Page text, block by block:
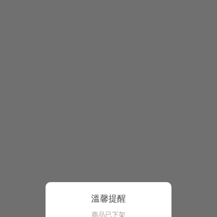
溫馨提醒
商品已下架